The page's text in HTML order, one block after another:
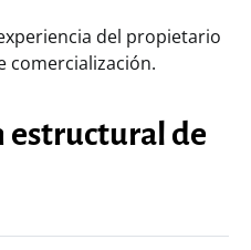
del propietario
comercialización.
estructural de